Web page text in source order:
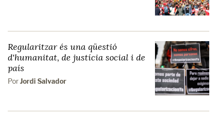
Regularitzar és una qüestió
d'humanitat, de justícia social i de
país
PorJordi Salvador